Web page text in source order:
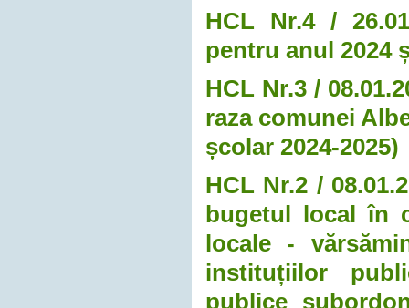
HCL Nr.4 /
pentru anul 2024
HCL Nr.3 /
raza comunei
școlar 2024-2025)
HCL Nr.2 /
bugetul local în
locale -
instituțiilor
publice